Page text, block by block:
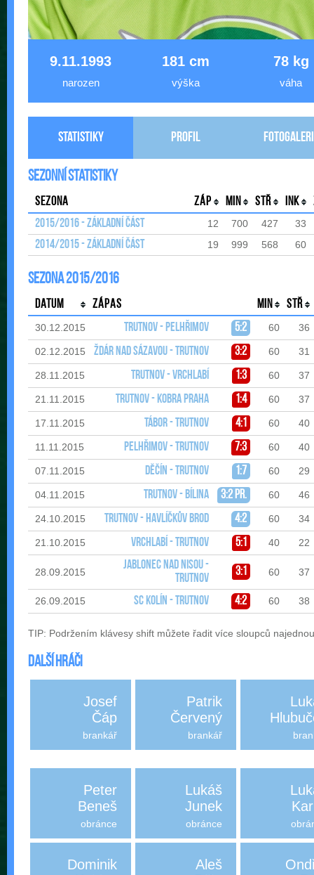
9.11.1993
narozen
181 cm
výška
78 kg
váha
Statistiky Profil
Sezonní statistiky
Sezona Záp Min Stř Ink
2015/2016 - Základní část
12 700 427 33
2014/2015 - Základní část 19 999 568 60
Sezona 2015/2016
Datum Zápas Min Stř
30.12.2015 Trutnov - Pelhřimov 5:2 60 36
02.12.2015 Ždár nad Sázavou - Trutnov 3:2 60 31
28.11.2015 Trutnov - Vrchlabí 1:3 60 37
21.11.2015 Trutnov - Kobra Praha 1:4 60 37
17.11.2015 Tábor - Trutnov 4:1 60 40
11.11.2015 Pelhřimov - Trutnov 7:3 60 40
07.11.2015 Děčín - Trutnov 1:7 60 29
04.11.2015 Trutnov - Bílina 3:2 pr. 60 46
24.10.2015 Trutnov - Havlíčkův Brod 4:2 60 34
21.10.2015 Vrchlabí - Trutnov 5:1 40 22
28.09.2015
Jablonec nad Nisou -
Trutnov
3:1 60 37
26.09.2015 SC Kolín - Trutnov 4:2 60 38
TIP: Podržením klávesy shift můžete řadit více sloupců najednou
Další hráči
Josef
Čáp
brankář
Patrik
Červený
brankář
Peter
Beneš
obránce
Lukáš
Junek
obránce
Dominik
Aleš